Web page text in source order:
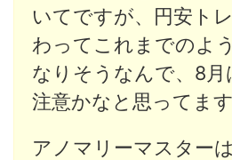
いてですが、円安ト
わってこれまでのよ
なりそうなんで、8
注意かなと思ってます
アノマリーマスター